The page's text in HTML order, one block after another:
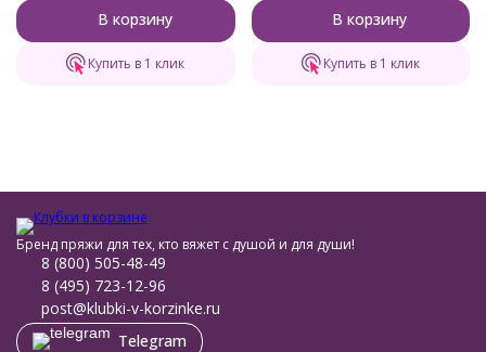
В корзину
Купить в 1 клик
В корзину
Купить в 1 клик
Бренд пряжи для тех, кто вяжет с душой и для души!
8 (800) 505-48-49
8 (495) 723-12-96
post@klubki-v-korzinke.ru
Telegram